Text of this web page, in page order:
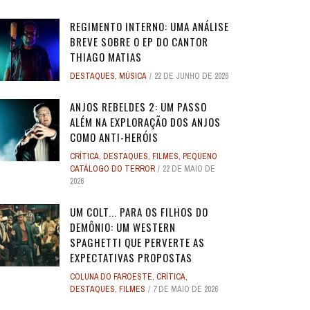
SUPERMAN
17 DE JULHO DE 2025
ANJOS REBELDES: UM EXPERIMENTO
SINGULAR DO CINEMA DE HORROR
DOS ANOS 1990, ...
28 DE ABRIL DE 2026 3
ANJOS REBELDES: UM EXPERIMENTO
SINGULAR DO CINEMA DE HORROR
DOS ANOS 1990, ...
28 DE ABRIL DE 2026 3
VERÃO PASSADO: UMA SÉRIE JUVENIL
...
4 DE JULHO DE 2025 32
MENINO LOBO
31 DE AGOSTO DE 2016
REGIMENTO INTERNO: UMA ANÁLISE
BREVE SOBRE O EP DO CANTOR
THIAGO MATIAS
DESTAQUES, MÚSICA 22 DE JUNHO DE 2026
ANJOS REBELDES 2: UM PASSO
ALÉM NA EXPLORAÇÃO DOS ANJOS
COMO ANTI-HERÓIS
CRÍTICA, DESTAQUES, FILMES, PEQUENO
CATÁLOGO DO TERROR
22 DE MAIO DE
2026
UM COLT... PARA OS FILHOS DO
DEMÔNIO: UM WESTERN
SPAGHETTI QUE PERVERTE AS
EXPECTATIVAS PROPOSTAS
COLUNA DO FAROESTE, CRÍTICA,
DESTAQUES, FILMES 7 DE MAIO DE 2026